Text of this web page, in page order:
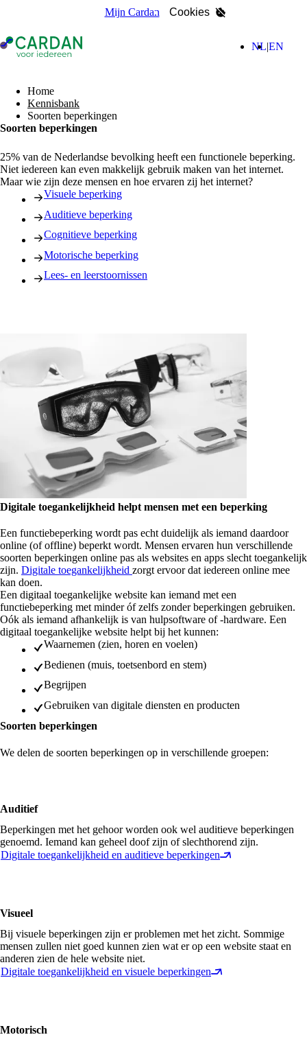
Mijn Cardan Cookies
- Home pagina
zoekenNL EN
Home
Kennisbank
Soorten beperkingen
Soorten beperkingen
25% van de Nederlandse bevolking heeft een functionele beperking.
Niet iedereen kan even makkelijk gebruik maken van het internet.
Maar wie zijn deze mensen en hoe ervaren zij het internet?
Visuele beperking
Auditieve beperking
Cognitieve beperking
Motorische beperking
Lees- en leerstoornissen
Digitale toegankelijkheid helpt mensen met een beperking
Een functiebeperking wordt pas echt duidelijk als iemand daardoor
online (of offline) beperkt wordt. Mensen ervaren hun verschillende
soorten beperkingen online pas als websites en apps slecht toegankelijk
zijn. Digitale toegankelijkheid zorgt ervoor dat iedereen online mee
kan doen.
Een digitaal toegankelijke website kan iemand met een
functiebeperking met minder óf zelfs zonder beperkingen gebruiken.
Oók als iemand afhankelijk is van hulpsoftware of -hardware. Een
digitaal toegankelijke website helpt bij het kunnen:
Waarnemen (zien, horen en voelen)
Bedienen (muis, toetsenbord en stem)
Begrijpen
Gebruiken van digitale diensten en producten
Soorten beperkingen
We delen de soorten beperkingen op in verschillende groepen:
Auditief
Beperkingen met het gehoor worden ook wel auditieve beperkingen
genoemd. Iemand kan geheel doof zijn of slechthorend zijn.
Digitale toegankelijkheid en auditieve beperkingen
Visueel
Bij visuele beperkingen zijn er problemen met het zicht. Sommige
mensen zullen niet goed kunnen zien wat er op een website staat en
anderen zien de hele website niet.
Digitale toegankelijkheid en visuele beperkingen
Motorisch